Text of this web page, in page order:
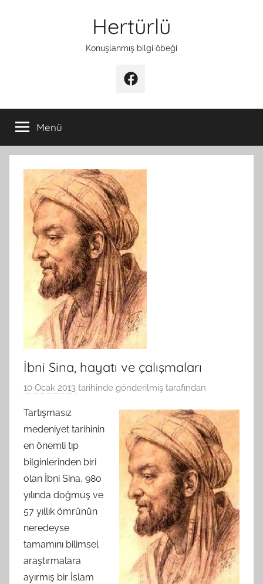
Hertürlü
Konuşlanmış bilgi öbeği
Facebook
Menü
İbni Sina, hayatı ve çalışmaları
10 Ocak 2013 tarihinde gönderilmiş tarafından
Tartışmasız
medeniyet tarihinin
en önemli tıp
bilginlerinden biri
olan İbni Sina, 980
yılında doğmuş ve
57 yıllık ömrünün
neredeyse
tamamını bilimsel
araştırmalara
ayırmış bir İslam